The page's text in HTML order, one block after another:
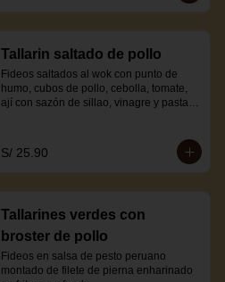
Tallarin saltado de pollo
Fideos saltados al wok con punto de
humo, cubos de pollo, cebolla, tomate,
ají con sazón de sillao, vinagre y pasta
S/ 25.90
Tallarines verdes con
broster de pollo
Fideos en salsa de pesto peruano
montado de filete de pierna enharinado